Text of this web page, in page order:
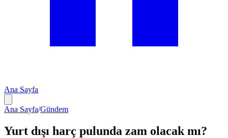
Ana Sayfa
Ana Sayfa/Gündem
Yurt dışı harç pulunda zam olacak mı?